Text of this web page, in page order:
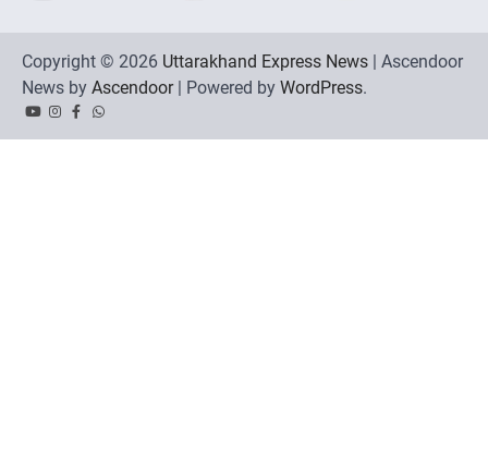
Copyright © 2026 Uttarakhand Express News | Ascendoor
News by Ascendoor| Powered by WordPress.
YouTubeInstagram
Facebook
Whatsapp